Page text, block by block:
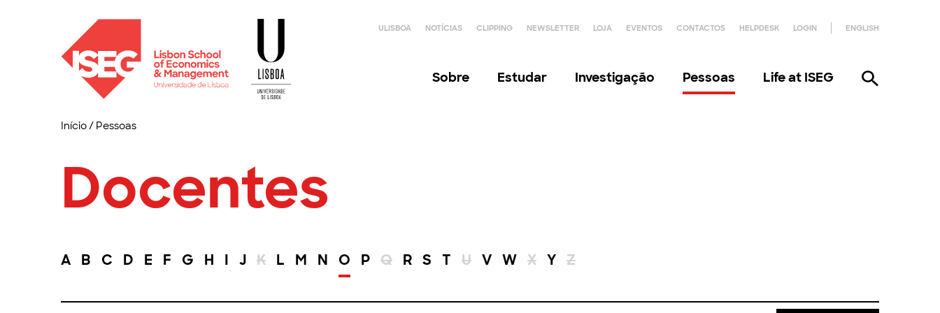
ULISBOA NOTÍCIAS CLIPPING NEWSLETTER LOJA EVENTOS CONTACTOS HELPDESK LOGIN ENGLISH
Sobre Estudar Investigação Pessoas Life at ISEG
Início/ Pessoas
Docentes
A B C D E F G H I J K L M N O P Q R S T U V W X Y Z